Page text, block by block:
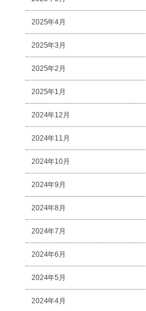
2025年4月
2025年3月
2025年2月
2025年1月
2024年12月
2024年11月
2024年10月
2024年9月
2024年8月
2024年7月
2024年6月
2024年5月
2024年4月